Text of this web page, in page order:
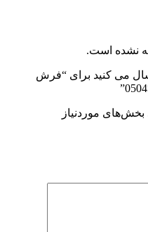
نشده است.
می کنید برای “فرش
بخش‌های موردنیاز